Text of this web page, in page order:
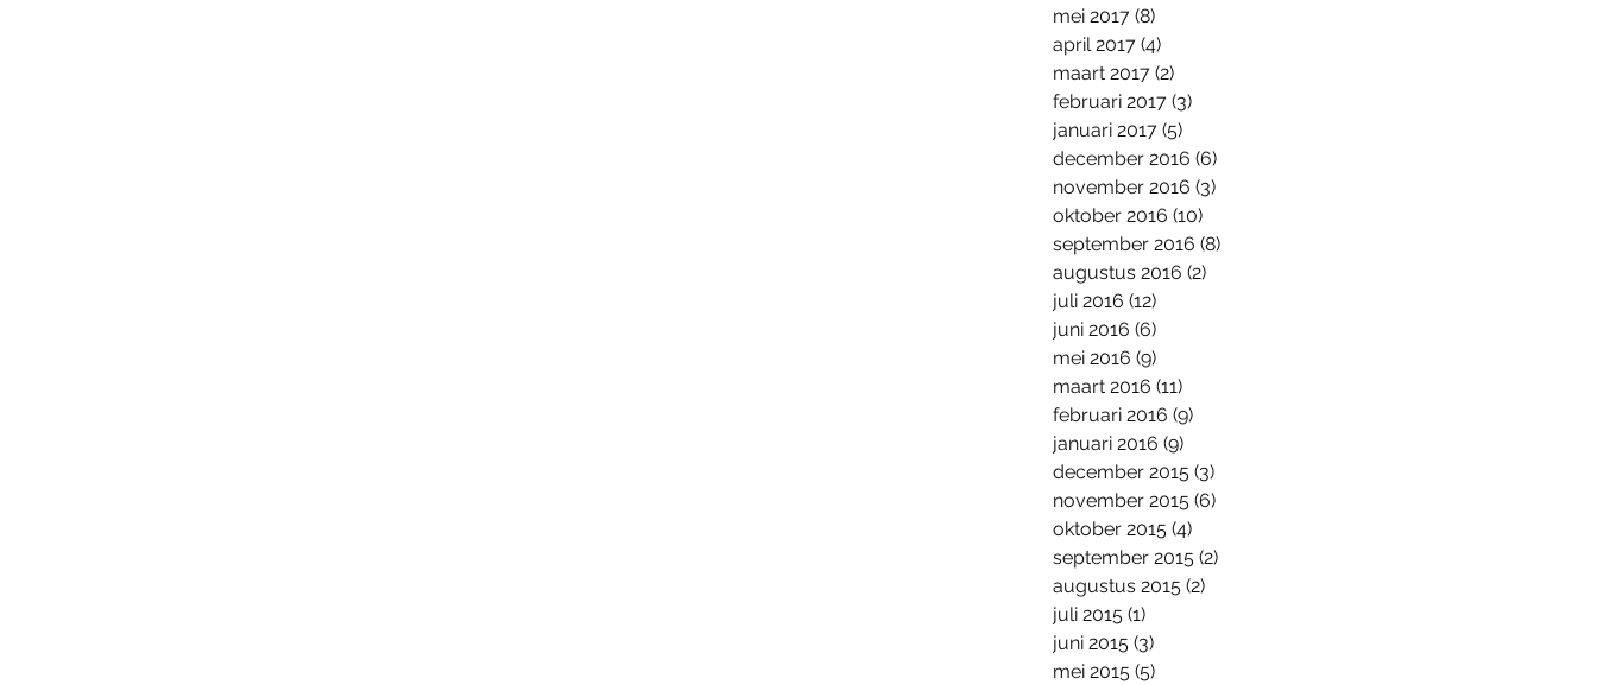
mei 2017 (8)
april 2017 (4)
maart 2017 (2)
februari 2017 (3)
januari 2017 (5)
december 2016 (6)
november 2016 (3)
oktober 2016 (10)
september 2016 (8)
augustus 2016 (2)
juli 2016 (12)
juni 2016 (6)
mei 2016 (9)
maart 2016 (11)
februari 2016 (9)
januari 2016 (9)
december 2015 (3)
november 2015 (6)
oktober 2015 (4)
september 2015 (2)
augustus 2015 (2)
juli 2015 (1)
juni 2015 (3)
mei 2015 (5)